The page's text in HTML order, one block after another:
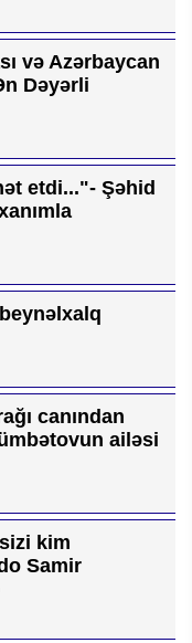
və Azərbaycan
Dəyərli
etdi..."- Şəhid
canından
ailəsi
kim
Samir